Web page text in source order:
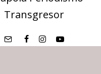
Transgresor